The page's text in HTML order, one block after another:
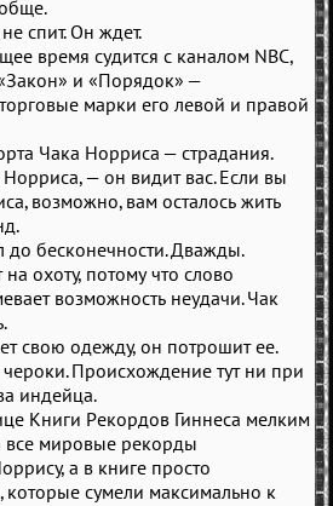
спит. Он ждет.
время судится с каналом NBC,
и «Порядок» —
марки его левой и правой
Чака Норриса — страдания.
— он видит вас. Если вы
возможно, вам осталось жить
до бесконечности. Дважды.
охоту, потому что слово
возможность неудачи. Чак
свою одежду, он потрошит ее.
Происхождение тут ни при
индейца.
Книги Рекордов Гиннеса мелким
все мировые рекорды
а в книге просто
сумели максимально к